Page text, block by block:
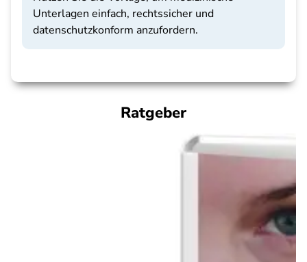
Unterlagen einfach, rechtssicher und
datenschutzkonform anzufordern.
Ratgeber